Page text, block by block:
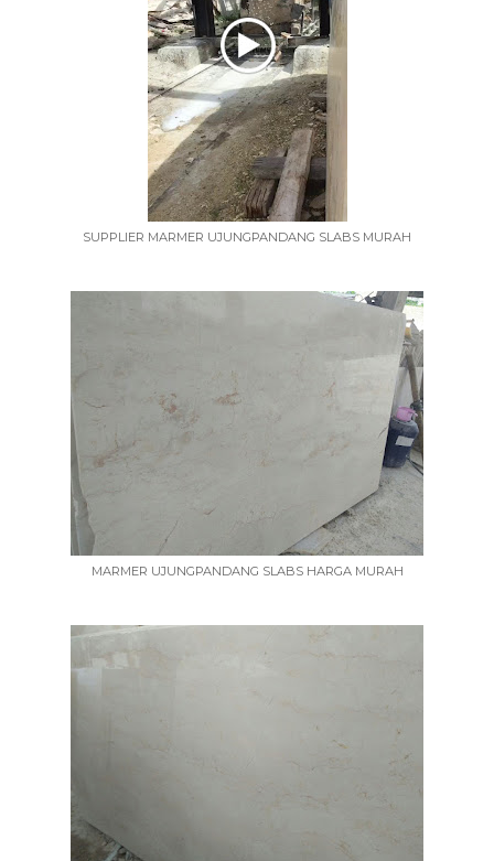
SUPPLIER MARMER UJUNGPANDANG SLABS MURAH
MARMER UJUNGPANDANG SLABS HARGA MURAH